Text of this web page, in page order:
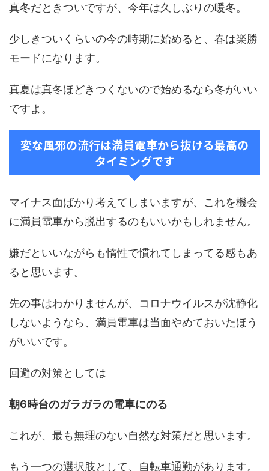
真冬だときついですが、今年は久しぶりの暖冬。
少しきついくらいの今の時期に始めると、春は楽勝
モードになります。
真夏は真冬ほどきつくないので始めるなら冬がいい
ですよ。
変な風邪の流行は満員電車から抜ける最高の
タイミングです
マイナス面ばかり考えてしまいますが、これを機会
に満員電車から脱出するのもいいかもしれません。
嫌だといいながらも惰性で慣れてしまってる感もあ
ると思います。
先の事はわかりませんが、コロナウイルスが沈静化
しないようなら、満員電車は当面やめておいたほう
がいいです。
回避の対策としては
朝6時台のガラガラの電車にのる
これが、最も無理のない自然な対策だと思います。
もう一つの選択肢として、自転車通勤があります。